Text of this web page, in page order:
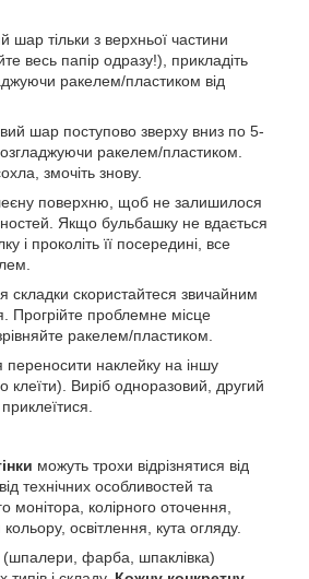
шар тільки з верхньої частини
весь папір одразу!), прикладіть
ракелем/пластиком від
шар поступово зверху вниз по 5-
ракелем/пластиком.
змочіть знову.
поверхню, щоб не залишилося
Якщо бульбашку не вдається
і проколіть її посередині, все
складки скористайтеся звичайним
Прогрійте проблемне місце
ракелем/пластиком.
переносити наклейку на іншу
клеїти). Виріб одноразовий, другий
можуть трохи відрізнятися від
технічних особливостей та
монітора, колірного оточення,
освітлення, кута огляду.
(шпалери, фарба, шпаклівка)